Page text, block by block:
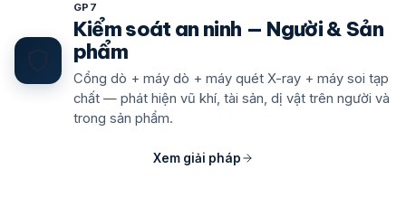
GP7
Kiểm soát an ninh — Người & Sản
phẩm
Cổng dò + máy dò + máy quét X-ray + máy soi tạp
chất — phát hiện vũ khí, tài sản, dị vật trên người và
trong sản phẩm.
Xem giải pháp